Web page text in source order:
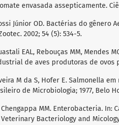
envasada assepticamente.
Júnior OD. Bactérias do
2002; 54 (5): 534-5.
EAL, Rebouças MM, Mendes
de aves produtoras de ovos
M da S, Hofer E. Salmonella
de Microbiologia; 1977, Belo
Chengappa MM. Enterobacteria. In:
Bacteriology and